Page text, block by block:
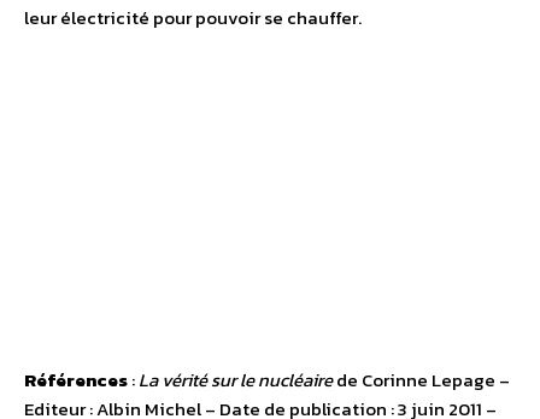
leur électricité pour pouvoir se chauffer.
Références:La vérité sur le nucléairede Corinne Lepage –
Editeur : Albin Michel – Date de publication : 3 juin 2011 –